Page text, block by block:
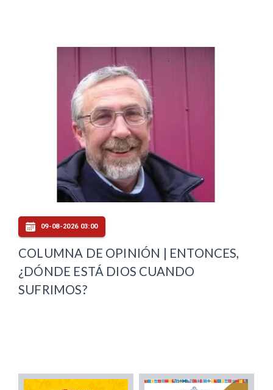
09-08-2026 03:00
COLUMNA DE OPINIÓN | ENTONCES,
¿DÓNDE ESTÁ DIOS CUANDO
SUFRIMOS?